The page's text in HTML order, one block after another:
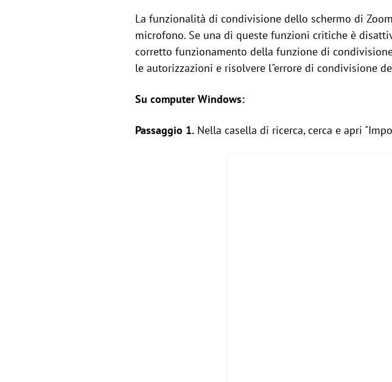
La funzionalità di condivisione dello schermo di
microfono. Se una di queste funzioni critiche è
corretto funzionamento della funzione di
le autorizzazioni e risolvere l"errore di condivisione
Su computer Windows:
Passaggio 1. Nella casella di ricerca, cerca e apri